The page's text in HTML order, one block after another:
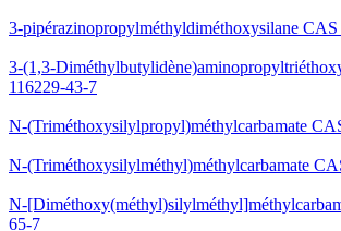
3-pipérazinopropylméthyldiméthoxysilane
3-(1,3-
116229-43-7
N-(Triméthoxysilylpropyl)méthylcarbamate
N-(Triméthoxysilylméthyl)méthylcarbamate
N-
65-7